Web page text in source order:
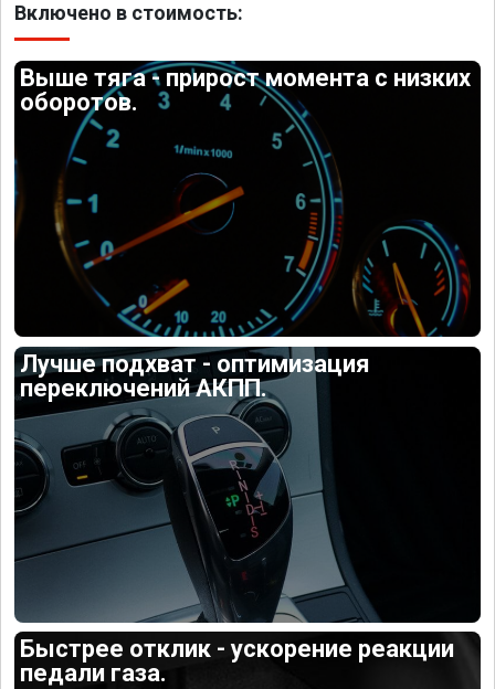
Включено в стоимость:
Выше тяга - прирост момента с низких
оборотов.
Лучше подхват - оптимизация
переключений АКПП.
Быстрее отклик - ускорение реакции
педали газа.